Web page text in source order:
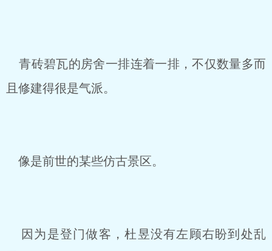
青砖碧瓦的房舍一排连着一排，不仅数量多而
且修建得很是气派。
像是前世的某些仿古景区。
因为是登门做客，杜昱没有左顾右盼到处乱